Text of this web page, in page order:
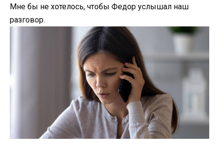
Мне бы не хотелось, чтобы Федор услышал наш
разговор.